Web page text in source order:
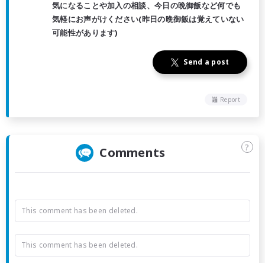
気になることや加入の相談、今日の晩御飯など何でも
気軽にお声がけください(昨日の晩御飯は覚えていない
可能性があります)
Send a post
Report
Comments ?
This comment has been deleted.
This comment has been deleted.